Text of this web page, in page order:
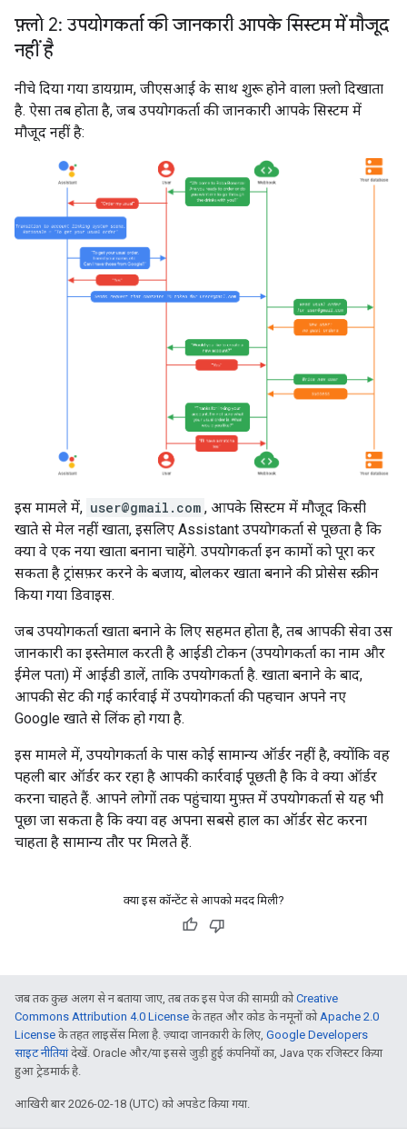
फ़्लो 2: उपयोगकर्ता की जानकारी आपके सिस्टम में मौजूद
नहीं है
नीचे दिया गया डायग्राम, जीएसआई के साथ शुरू होने वाला फ़्लो दिखाता
है. ऐसा तब होता है, जब उपयोगकर्ता की जानकारी आपके सिस्टम में
मौजूद नहीं है:
इस मामले में, user@gmail.com , आपके सिस्टम में मौजूद किसी
खाते से मेल नहीं खाता, इसलिए Assistant उपयोगकर्ता से पूछता है कि
क्या वे एक नया खाता बनाना चाहेंगे. उपयोगकर्ता इन कामों को पूरा कर
सकता है ट्रांसफ़र करने के बजाय, बोलकर खाता बनाने की प्रोसेस स्क्रीन
किया गया डिवाइस.
जब उपयोगकर्ता खाता बनाने के लिए सहमत होता है, तब आपकी सेवा उस
जानकारी का इस्तेमाल करती है आईडी टोकन (उपयोगकर्ता का नाम और
ईमेल पता) में आईडी डालें, ताकि उपयोगकर्ता है. खाता बनाने के बाद,
आपकी सेट की गई कार्रवाई में उपयोगकर्ता की पहचान अपने नए
Google खाते से लिंक हो गया है.
इस मामले में, उपयोगकर्ता के पास कोई सामान्य ऑर्डर नहीं है, क्योंकि वह
पहली बार ऑर्डर कर रहा है आपकी कार्रवाई पूछती है कि वे क्या ऑर्डर
करना चाहते हैं. आपने लोगों तक पहुंचाया मुफ़्त में उपयोगकर्ता से यह भी
पूछा जा सकता है कि क्या वह अपना सबसे हाल का ऑर्डर सेट करना
चाहता है सामान्य तौर पर मिलते हैं.
क्या इस कॉन्टेंट से आपको मदद मिली?
जब तक कुछ अलग से न बताया जाए, तब तक इस पेज की सामग्री कोCreative
Commons Attribution 4.0 License के तहत और कोड के नमूनों कोApache 2.0
License के तहत लाइसेंस मिला है. ज़्यादा जानकारी के लिए, Google Developers
साइट नीतियांदेखें. Oracle और/या इससे जुड़ी हुई कंपनियों का, Java एक रजिस्टर किया
हुआ ट्रेडमार्क है.
आखिरी बार 2026-02-18 (UTC) को अपडेट किया गया.